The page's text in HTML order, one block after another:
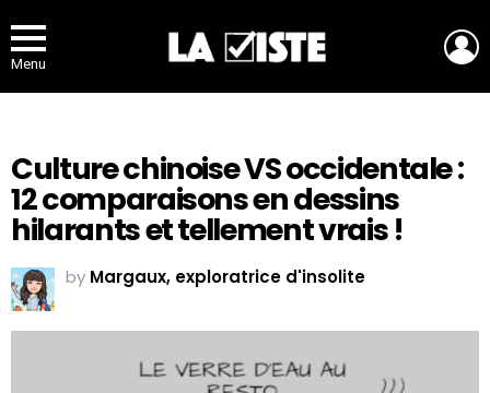
Menu
Culture chinoise VS occidentale :
12 comparaisons en dessins
hilarants et tellement vrais !
by Margaux, exploratrice d'insolite